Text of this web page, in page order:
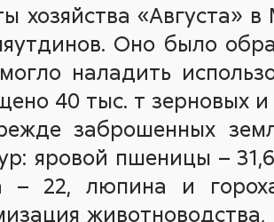
хозяйства «Августа»
Оно было
наладить
40 тыс. т зерновых и
заброшенных
яровой пшеницы –
– 22, люпина и